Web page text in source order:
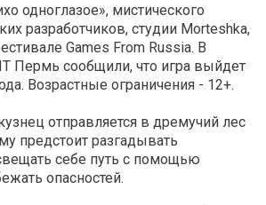
одноглазое», мистического
разработчиков, студии Morteshka,
Games From Russia. В
Пермь сообщили, что игра выйдет
Возрастные ограничения - 12+.
отправляется в дремучий лес
предстоит разгадывать
себе путь с помощью
опасностей.